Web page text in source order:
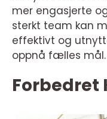
mer engasjerte
sterkt team kan
effektivt og
oppnå fælles mål.
Forbedret